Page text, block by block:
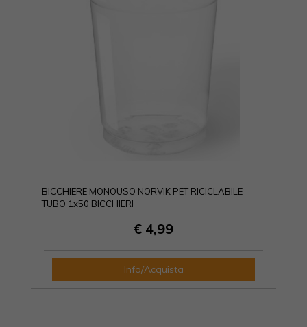
BICCHIERE MONOUSO NORVIK PET RICICLABILE
TUBO 1x50 BICCHIERI
€ 4,99
Info/Acquista